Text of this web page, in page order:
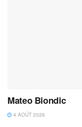
Mateo Biondic
4 AOÛT 2026